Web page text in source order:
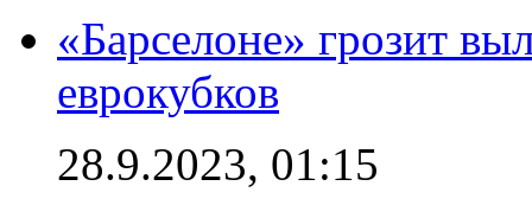
«Барселоне» грозит
еврокубков
28.9.2023, 01:15